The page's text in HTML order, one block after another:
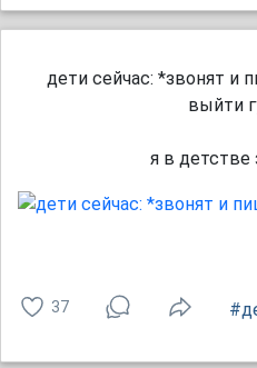
дети сейчас: *звонят и
выйти
я в детстве
37